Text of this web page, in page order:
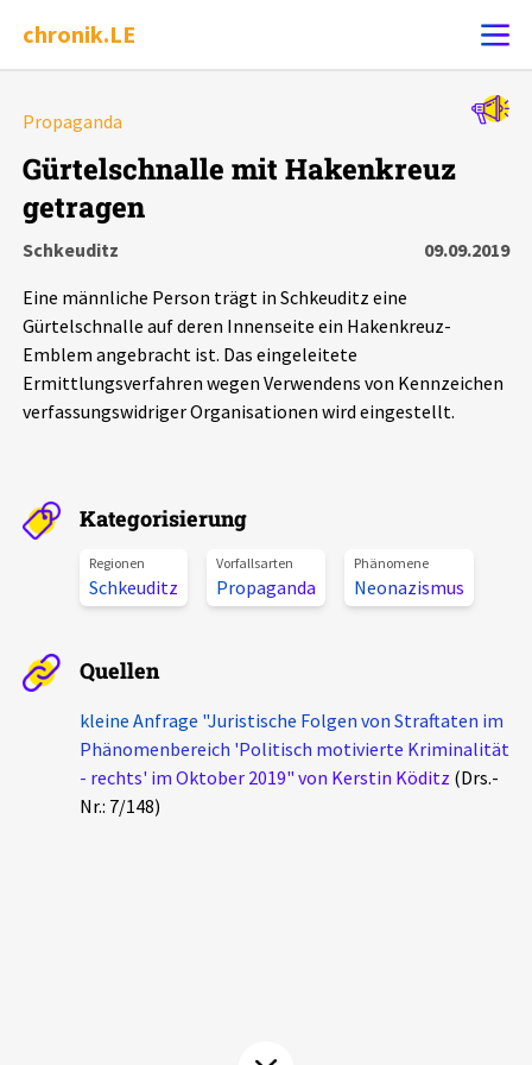
chronik.LE
Chronik
Leipziger Zustände
Schlaglichter
Aktuelles
Veranstaltungen
Pressemitteilungen
Podcasts
Kontakt
Unterstützer_innen
Propaganda
Gürtelschnalle mit Hakenkreuz
getragen
Schkeuditz
09.09.2019
Eine männliche Person trägt in Schkeuditz eine
Gürtelschnalle auf deren Innenseite ein Hakenkreuz-
Emblem angebracht ist. Das eingeleitete
Ermittlungsverfahren wegen Verwendens von Kennzeichen
verfassungswidriger Organisationen wird eingestellt.
Kategorisierung
Regionen
Schkeuditz
Vorfallsarten
Propaganda
Phänomene
Neonazismus
Quellen
kleine Anfrage "Juristische Folgen von Straftaten im
Phänomenbereich 'Politisch motivierte Kriminalität
- rechts' im Oktober 2019" von Kerstin Köditz (Drs.-
Nr.: 7/148)
Alle Ereignisse
7502 Ereignisse
Ereignisse